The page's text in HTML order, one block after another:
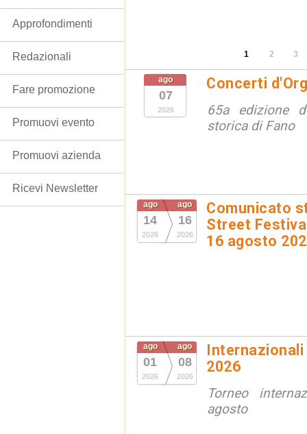
1 2 3
ago
07
2026
Concerti
65a edizione
storica di Fano
ago
14
2026
ago
16
2026
Comunicato
Street
16 agosto
ago
01
2026
ago
08
2026
Internazionali
2026
Torneo
agosto
Approfondimenti
Redazionali
Fare promozione
Promuovi evento
Promuovi azienda
Ricevi Newsletter